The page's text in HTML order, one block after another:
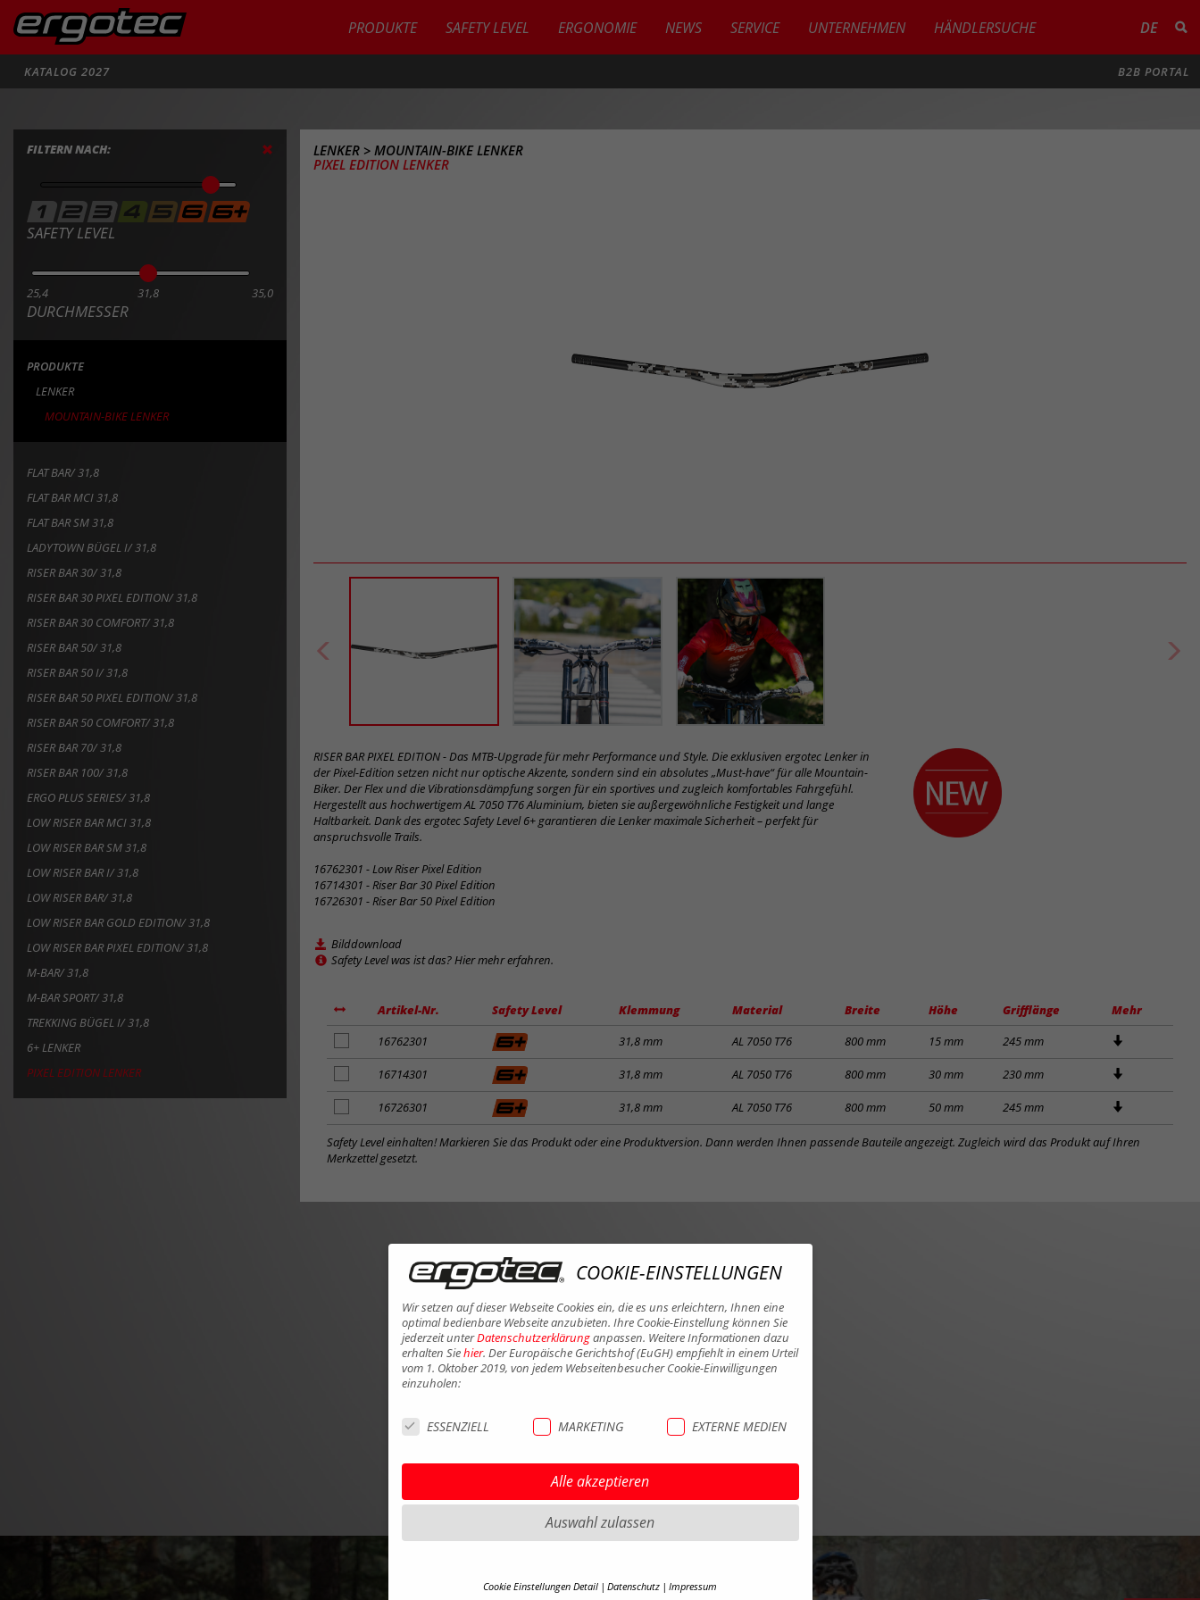
PRODUKTE SAFETY LEVEL ERGONOMIE NEWS SERVICE UNTERNEHMEN HÄNDLERSUCHE DE
KATALOG 2027 B2B PORTAL
FILTERN NACH:
SAFETY LEVEL
25,4 31,8 35,0
DURCHMESSER
PRODUKTE
LENKER
MOUNTAIN-BIKE LENKER
FLAT BAR/ 31,8
FLAT BAR MCI 31,8
FLAT BAR SM 31,8
LADYTOWN BÜGEL I/ 31,8
RISER BAR 30/ 31,8
RISER BAR 30 PIXEL EDITION/ 31,8
RISER BAR 30 COMFORT/ 31,8
RISER BAR 50/ 31,8
RISER BAR 50 I/ 31,8
RISER BAR 50 PIXEL EDITION/ 31,8
RISER BAR 50 COMFORT/ 31,8
RISER BAR 70/ 31,8
RISER BAR 100/ 31,8
ERGO PLUS SERIES/ 31,8
LOW RISER BAR MCI 31,8
LOW RISER BAR SM 31,8
LOW RISER BAR I/ 31,8
LOW RISER BAR/ 31,8
LOW RISER BAR GOLD EDITION/ 31,8
LOW RISER BAR PIXEL EDITION/ 31,8
M-BAR/ 31,8
M-BAR SPORT/ 31,8
TREKKING BÜGEL I/ 31,8
6+ LENKER
PIXEL EDITION LENKER
LENKER > MOUNTAIN-BIKE LENKER
PIXEL EDITION LENKER
RISER BAR PIXEL EDITION - Das MTB-Upgrade für mehr Performance und Style. Die exklusiven ergotec Lenker in
der Pixel-Edition setzen nicht nur optische Akzente, sondern sind ein absolutes „Must-have“ für alle Mountain-
Biker. Der Flex und die Vibrationsdämpfung sorgen für ein sportives und zugleich komfortables Fahrgefühl.
Hergestellt aus hochwertigem AL 7050 T76 Aluminium, bieten sie außergewöhnliche Festigkeit und lange
Haltbarkeit. Dank des ergotec Safety Level 6+ garantieren die Lenker maximale Sicherheit – perfekt für
anspruchsvolle Trails.
16762301 - Low Riser Pixel Edition
16714301 - Riser Bar 30 Pixel Edition
16726301 - Riser Bar 50 Pixel Edition
Bilddownload
Safety Level was ist das? Hier mehr erfahren.
Artikel-Nr. Safety Level Klemmung Material Breite Höhe Grifflänge
Mehr
zum
Merkzettel
hinzufügen
16762301 31,8 mm AL 7050 T76 800 mm 15 mm 245 mm
zum
Merkzettel
hinzufügen
16714301 31,8 mm AL 7050 T76 800 mm 30 mm 230 mm
zum
Merkzettel
hinzufügen
16726301 31,8 mm AL 7050 T76 800 mm 50 mm 245 mm
Safety Level einhalten! Markieren Sie das Produkt oder eine Produktversion. Dann werden Ihnen passende Bauteile angezeigt. Zugleich wird das Produkt auf Ihren
Merkzettel gesetzt.
COOKIE-EINSTELLUNGEN
Wir setzen auf dieser Webseite Cookies ein, die es uns erleichtern, Ihnen eine
optimal bedienbare Webseite anzubieten. Ihre Cookie-Einstellung können Sie
jederzeit unterDatenschutzerklärunganpassen. Weitere Informationen dazu
erhalten Siehier. Der Europäische Gerichtshof (EuGH) empfiehlt in einem Urteil
vom 1. Oktober 2019, von jedem Webseitenbesucher Cookie-Einwilligungen
einzuholen:
ESSENZIELL MARKETING EXTERNE MEDIEN
Alle akzeptieren
Auswahl zulassen
Cookie Einstellungen Detail Datenschutz Impressum